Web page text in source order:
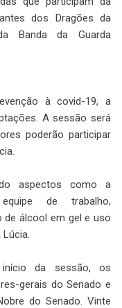
dos Dragões da
Banda da Guarda
à covid-19, a
A sessão será
poderão participar
aspectos como a
de trabalho,
de álcool em gel e uso
da sessão, os
gerais do Senado e
do Senado. Vinte